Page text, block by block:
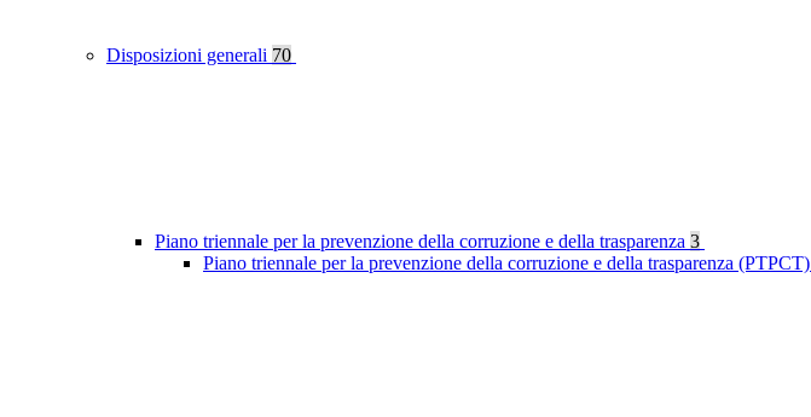
Disposizioni generali 70
Piano triennale per la prevenzione della corruzione e della trasparenza 3
Piano triennale per la prevenzione della corruzione e della trasparenza (PTPCT)